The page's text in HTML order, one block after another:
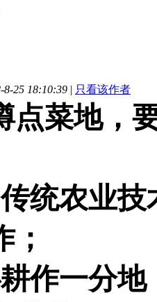
8-25 18:10:39 | 只看该作者
点菜地，
统农业
作一分